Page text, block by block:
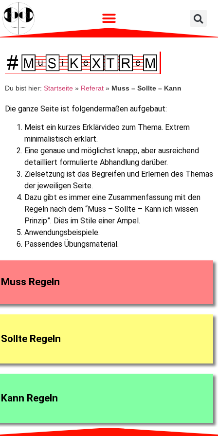
Du bist hier: Startseite » Referat » Muss – Sollte – Kann
Die ganze Seite ist folgendermaßen aufgebaut:
Meist ein kurzes Erklärvideo zum Thema. Extrem
minimalistisch erklärt.
Eine genaue und möglichst knapp, aber ausreichend
detailliert formulierte Abhandlung darüber.
Zielsetzung ist das Begreifen und Erlernen des Themas
der jeweiligen Seite.
Dazu gibt es immer eine Zusammenfassung mit den
Regeln nach dem “Muss – Sollte – Kann ich wissen
Prinzip”. Dies im Stile einer Ampel.
Anwendungsbeispiele.
Passendes Übungsmaterial.
Muss Regeln
Sollte Regeln
Kann Regeln